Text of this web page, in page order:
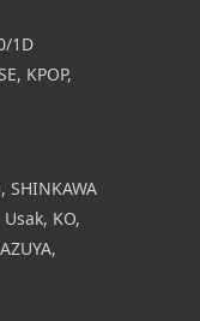
1D
KPOP,
SHINKAWA
Usak, KO,